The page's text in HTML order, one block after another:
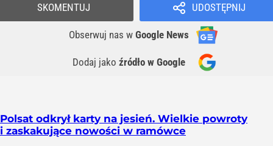
UDOSTĘPNIJ
Obserwuj nas w Google News
Dodaj jako źródło w Google
SKOMENTUJ
Polsat odkrył karty na jesień. Wielkie powroty
i zaskakujące nowości w ramówce